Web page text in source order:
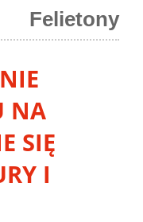
Felietony
NA
SIĘ
I